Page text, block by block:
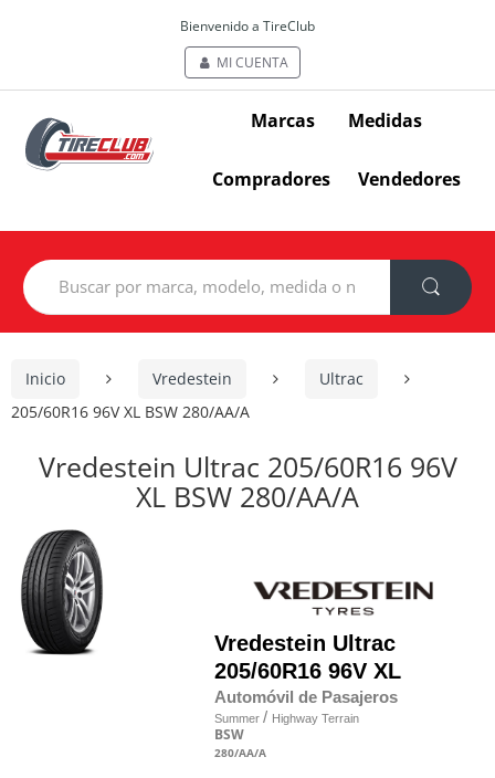
Bienvenido a TireClub
MI CUENTA
Marcas Medidas
Compradores Vendedores
Search
for:
Inicio Vredestein
Ultrac
205/60R16 96V XL BSW 280/AA/A
Vredestein Ultrac 205/60R16 96V
XL BSW 280/AA/A
Vredestein Ultrac
205/60R16 96V XL
Automóvil de Pasajeros
Summer / Highway Terrain
BSW
280/AA/A